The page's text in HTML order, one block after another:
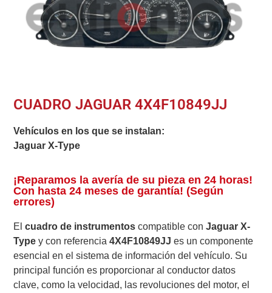
CUADRO JAGUAR 4X4F10849JJ
Vehículos en los que se instalan:
Jaguar X-Type
¡Reparamos la avería de su pieza en 24 horas!
Con hasta 24 meses de garantía! (Según
errores)
Elcuadro de instrumentos compatible conJaguar X-
Type y con referencia4X4F10849JJ es un componente
esencial en el sistema de información del vehículo. Su
principal función es proporcionar al conductor datos
clave, como la velocidad, las revoluciones del motor, el